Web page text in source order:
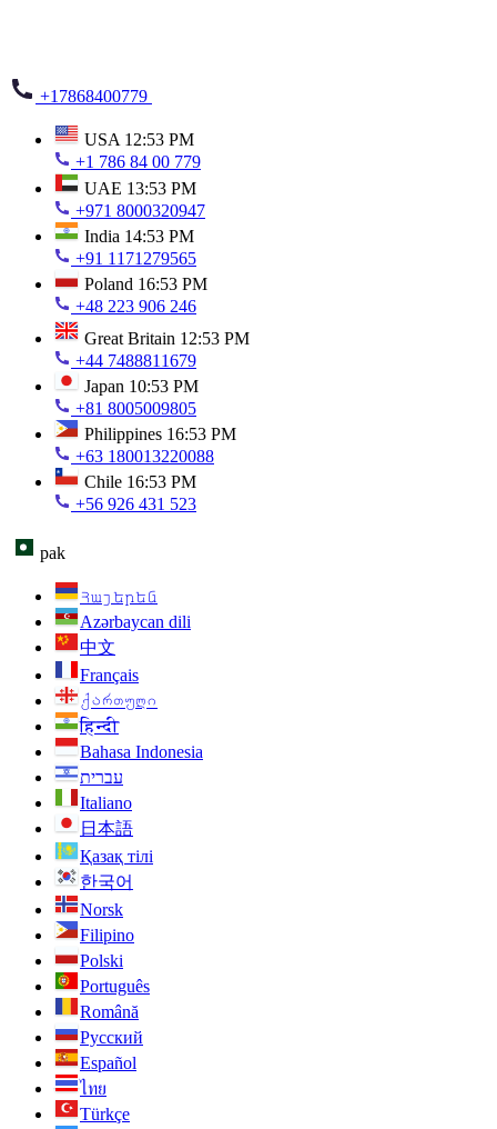
+17868400779
USA 12:53 PM
+1 786 84 00 779
UAE 13:53 PM
+971 8000320947
India 14:53 PM
+91 1171279565
Poland 16:53 PM
+48 223 906 246
Great Britain 12:53 PM
+44 7488811679
Japan 10:53 PM
+81 8005009805
Philippines 16:53 PM
+63 180013220088
Chile 16:53 PM
+56 926 431 523
pak
Հայերեն
Azərbaycan dili
中文
Français
ქართული
हिन्दी
Bahasa Indonesia
עברית
Italiano
日本語
Қазақ тілі
한국어
Norsk
Filipino
Polski
Português
Română
Русский
Español
ไทย
Türkçe